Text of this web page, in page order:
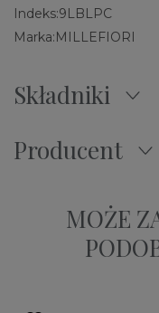
Indeks:9LBLPC
Marka:MILLEFIORI
Składniki
Producent
MOŻE